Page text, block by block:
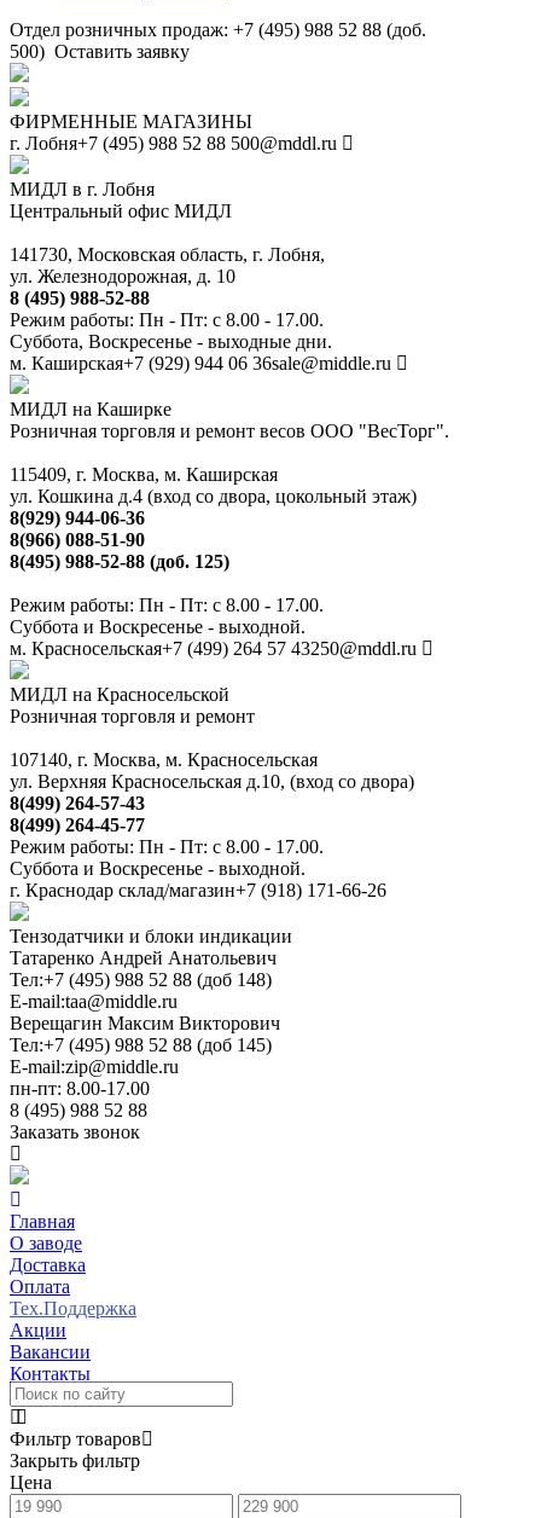
Отдел розничных продаж: +7 (495) 988 52 88 (доб.
500) Оставить заявку
ФИРМЕННЫЕ МАГАЗИНЫ
г. Лобня+7 (495) 988 52 88 500@mddl.ru
МИДЛ в г. Лобня
Центральный офис МИДЛ
141730, Московская область, г. Лобня,
ул. Железнодорожная, д. 10
8 (495) 988-52-88
Режим работы: Пн - Пт: с 8.00 - 17.00.
Суббота, Воскресенье - выходные дни.
м. Каширская+7 (929) 944 06 36sale@middle.ru
МИДЛ на Каширке
Розничная торговля и ремонт весов ООО "ВесТорг".
115409, г. Москва, м. Каширская
ул. Кошкина д.4 (вход со двора, цокольный этаж)
8(929) 944-06-36
8(966) 088-51-90
8(495) 988-52-88 (доб. 125)
Режим работы: Пн - Пт: с 8.00 - 17.00.
Суббота и Воскресенье - выходной.
м. Красносельская+7 (499) 264 57 43250@mddl.ru
МИДЛ на Красносельской
Розничная торговля и ремонт
107140, г. Москва, м. Красносельская
ул. Верхняя Красносельская д.10, (вход со двора)
8(499) 264-57-43
8(499) 264-45-77
Режим работы: Пн - Пт: с 8.00 - 17.00.
Суббота и Воскресенье - выходной.
г. Краснодар склад/магазин+7 (918) 171-66-26
Тензодатчики и блоки индикации
Татаренко Андрей Анатольевич
Тел:+7 (495) 988 52 88 (доб 148)
E-mail:taa@middle.ru
Верещагин Максим Викторович
Тел:+7 (495) 988 52 88 (доб 145)
E-mail:zip@middle.ru
пн-пт: 8.00-17.00
8 (495) 988 52 88
Заказать звонок
Главная
О заводе
Доставка
Оплата
Тех.Поддержка
Акции
Вакансии
Контакты
Фильтр товаров
Закрыть фильтр
Цена